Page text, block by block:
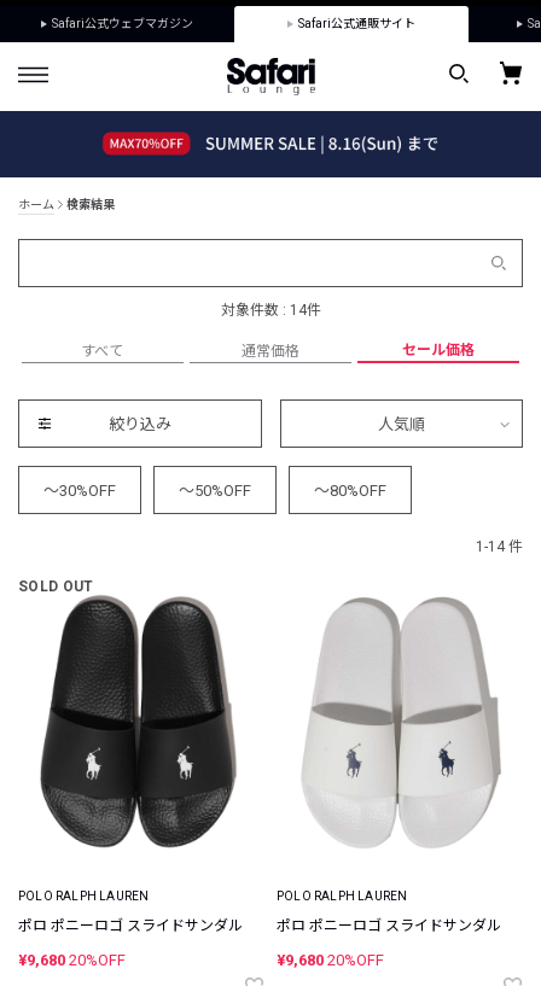
Safari公式ウェブマガジン Safari公式通販サイト
ホーム 検索結果
対象件数 : 14件
すべて 通常価格 セール価格
絞り込み 人気順
～30%OFF ～50%OFF ～80%OFF
1-14 件
SOLD OUT
POLO RALPH LAUREN
ポロ ポニーロゴ スライドサンダル
¥9,680 20%OFF
POLO RALPH LAUREN
ポロ ポニーロゴ スライドサンダル
¥9,680 20%OFF